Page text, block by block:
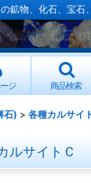
鉱物、化石、宝石
ジ 商品検索
石) > 各種カルサイ
ルサイトＣ